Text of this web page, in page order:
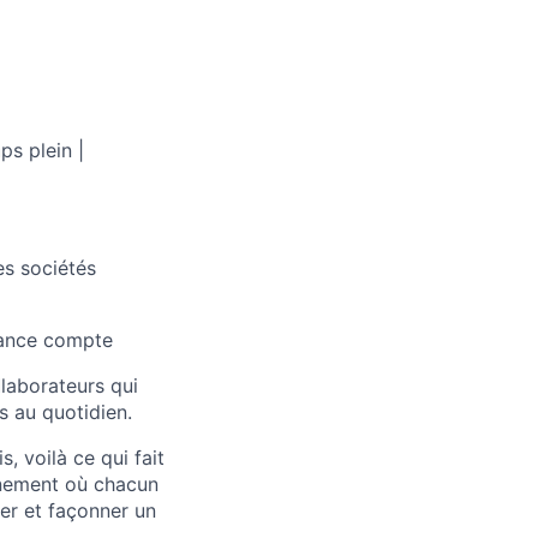
plein |
sociétés
compte
qui
au quotidien.​
voilà ce qui fait
où chacun
et façonner un